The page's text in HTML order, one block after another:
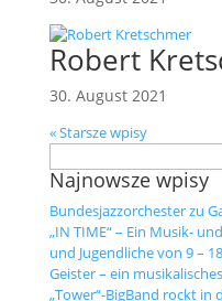
Robert
30. August 2021
« Starsze wpisy
Najnowsze wpisy
Bundesjazzorchester zu
„IN TIME“ – Ein Musik-
und Jugendliche von 9 –
Geister – ein
„Tower“-BigBand rockt in